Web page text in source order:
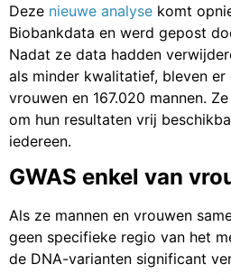
Deze nieuwe analyse komt
Biobankdata en werd gepost
Nadat ze data hadden
als minder kwalitatief, bleven er
vrouwen en 167.020 mannen.
om hun resultaten vrij
iedereen.
GWAS enkel van
Als ze mannen en vrouwen
geen specifieke regio van het
de DNA-varianten significant